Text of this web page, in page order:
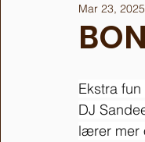
Mar 23, 2025
Ekstra
DJ
lærer mer